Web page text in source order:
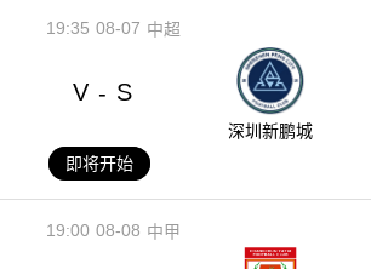
08-07
19:35 中超
V - S
深圳新鹏城
即将开始
08-08
19:00 中甲